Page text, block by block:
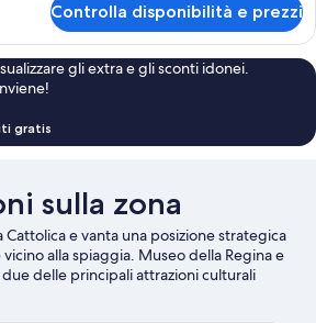
Controlla disponibilità e prezzi
gli extra e gli sconti idonei.
gratis
sulla zona
Cattolica e vanta una posizione strategica
alla spiaggia. Museo della Regina e
due delle principali attrazioni culturali
di riferimento, invece, spiccano